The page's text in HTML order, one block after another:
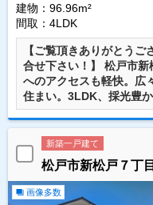
建物：96.96m²
間取：4LDK
【ご覧頂きありがとう
合せ下さい！】 松戸市
へのアクセスも軽快。広
住まい。3LDK、採光豊か
新築一戸建て
松戸市新松戸７
画像多数